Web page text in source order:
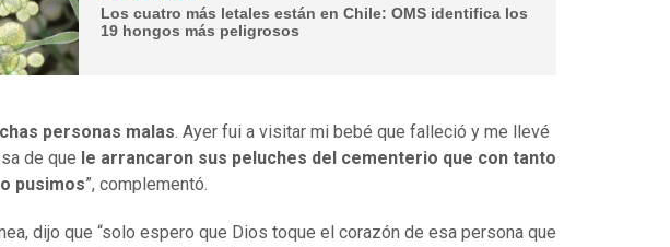
Los cuatro más letales están en Chile: OMS identifica los
19 hongos más peligrosos
personas malas. Ayer fui a visitar mi bebé que falleció y me llevé
de que le arrancaron sus peluches del cementerio que con tanto
pusimos”, complementó.
dijo que “solo espero que Dios toque el corazón de esa persona que